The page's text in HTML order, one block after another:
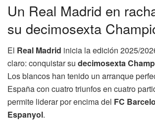
Un Real Madrid en
su decimosexta
El Real Madrid inicia la edición 2025/
claro: conquistar su decimosexta
Los blancos han tenido un arranque
España con cuatro triunfos en cuatro
permite liderar por encima del FC
Espanyol.